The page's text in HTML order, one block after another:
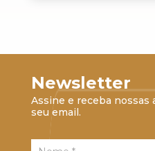
Newsletter
Assine e receba nossas
seu email.